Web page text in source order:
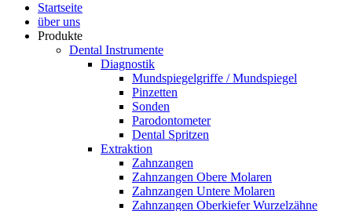
Startseite
über uns
Produkte
Dental Instrumente
Diagnostik
Mundspiegelgriffe / Mundspiegel
Pinzetten
Sonden
Parodontometer
Dental Spritzen
Extraktion
Zahnzangen
Zahnzangen Obere Molaren
Zahnzangen Untere Molaren
Zahnzangen Oberkiefer Wurzelzähne